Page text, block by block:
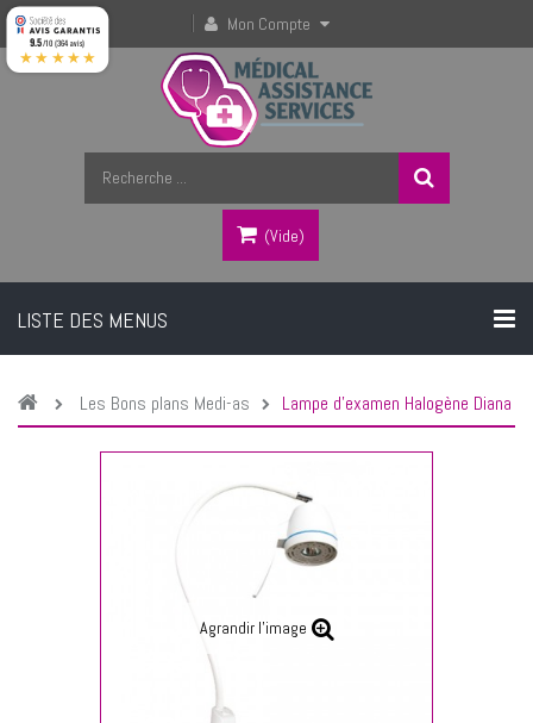
Mon Compte
(vide)
LISTE DES MENUS
Les Bons plans Medi-as Lampe d'examen Halogène Diana
Agrandir l'image
9.5/10 (364 avis)
★★★★★